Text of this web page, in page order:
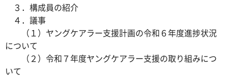
３．構成員の紹介
４．議事
（１）ヤングケアラー支援計画の令和６年度進捗状況
について
（２）令和７年度ヤングケアラー支援の取り組みにつ
いて